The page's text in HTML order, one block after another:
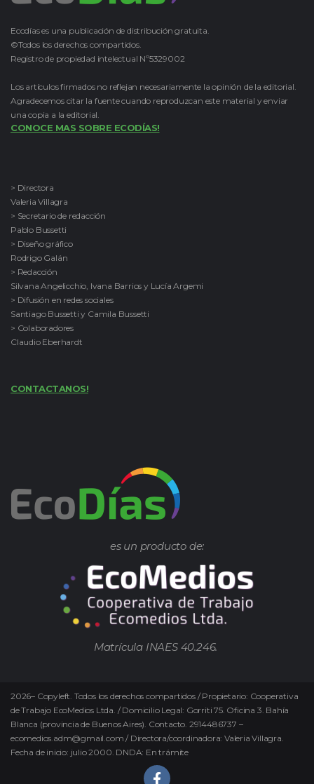
Ecodías es una publicación de distribución gratuita.
©Todos los derechos compartidos.
Registro de propiedad intelectual Nº5329002
Los artículos firmados no reflejan necesariamente la opinión de la editorial.
Agradecemos citar la fuente cuando reproduzcan este material y enviar
una copia a la editorial.
CONOCE MAS SOBRE ECODÍAS!
> Directora
Valeria Villagra
> Secretario de redacción
Pablo Bussetti
> Diseño gráfico
Rodrigo Galán
> Redacción
Silvana Angelicchio, Ivana Barrios y Lucía Argemi
> Difusión en redes sociales
Santiago Bussetti y Camila Bussetti
> Colaboradores
Claudio Eberhardt
CONTACTANOS!
es un producto de:
Matrícula INAES 40.246.
2026– Copyleft. Todos los derechos compartidos / Propietario: Cooperativa
de Trabajo EcoMedios Ltda. / Domicilio Legal: Gorriti 75. Oficina 3. Bahía
Blanca (provincia de Buenos Aires). Contacto. 2914486737 –
ecomedios.adm@gmail.com / Directora/coordinadora: Valeria Villagra.
Fecha de inicio: julio 2000. DNDA: En trámite